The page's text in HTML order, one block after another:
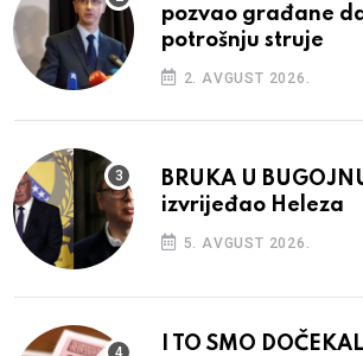
pozvao građane
potrošnju struje
2. AVGUST 2026.
BRUKA U
izvrijeđao Heleza
5. AVGUST 2026.
I TO SMO